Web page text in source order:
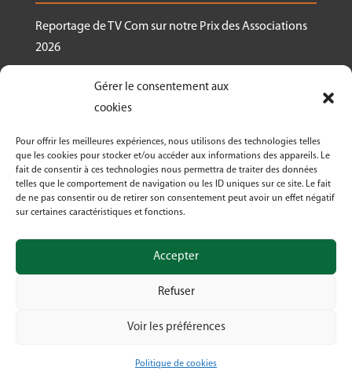
Gérer le consentement aux
cookies
Pour offrir les meilleures expériences, nous utilisons des technologies telles
que les cookies pour stocker et/ou accéder aux informations des appareils. Le
fait de consentir à ces technologies nous permettra de traiter des données
telles que le comportement de navigation ou les ID uniques sur ce site. Le fait
de ne pas consentir ou de retirer son consentement peut avoir un effet négatif
sur certaines caractéristiques et fonctions.
Accepter
Refuser
Voir les préférences
Politique de cookies
Reportage de TV Com sur notre Prix des Associations
2026
décernés par Canopea
Découvrez nos activités dans le cadre de « La
Semaine Bio 2026 »
Le Crabe asbl fête ses 50 ans en 2026!
© Crabe asbl 2026 | Design by Digima
Suivre